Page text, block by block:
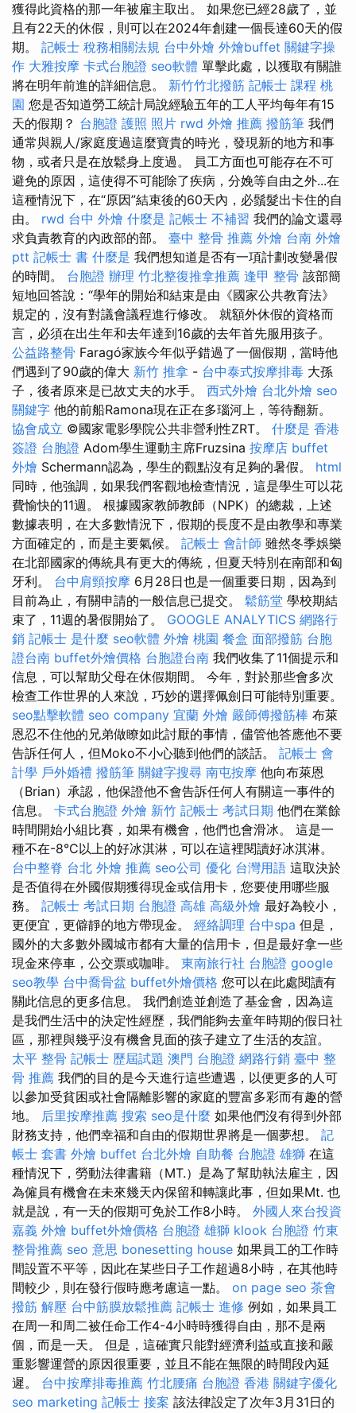
獲得此資格的那一年被雇主取出。 如果您已經28歲了，並
且有22天的休假，則可以在2024年創建一個長達60天的假
期。 記帳士 稅務相關法規 台中外燴 外燴buffet 關鍵字操
作 大雅按摩 卡式台胞證 seo軟體 單擊此處，以獲取有關誰
將在明年前進的詳細信息。 新竹竹北撥筋 記帳士 課程 桃
園 您是否知道勞工統計局說經驗五年的工人平均每年有15
天的假期？ 台胞證 護照 照片 rwd 外燴 推薦 撥筋筆 我們
通常與親人/家庭度過這麼寶貴的時光，發現新的地方和事
物，或者只是在放鬆身上度過。 員工方面也可能存在不可
避免的原因，這使得不可能除了疾病，分娩等自由之外...在
這種情況下，在“原因”結束後的60天內，必鬚髮出卡住的自
由。 rwd 台中 外燴 什麼是 記帳士 不補習 我們的論文還尋
求負責教育的內政部的部。 臺中 整骨 推薦 外燴 台南 外燴
ptt 記帳士 書 什麼是 我們想知道是否有一項計劃改變暑假
的時間。 台胞證 辦理 竹北整復推拿推薦 逢甲 整骨 該部簡
短地回答說：“學年的開始和結束是由《國家公共教育法》
規定的，沒有對議會議程進行修改。 就額外休假的資格而
言，必須在出生年和去年達到16歲的去年首先服用孩子。
公益路整骨 Faragó家族今年似乎錯過了一個假期，當時他
們遇到了90歲的偉大 新竹 推拿 - 台中泰式按摩排毒 大孫
子，後者原來是已故丈夫的水手。 西式外燴 台北外燴 seo
關鍵字 他的前船Ramona現在正在多瑙河上，等待翻新。
協會成立 ©國家電影學院公共非營利性ZRT。 什麼是 香港
簽證 台胞證 Adom學生運動主席Fruzsina 按摩店 buffet
外燴 Schermann認為，學生的觀點沒有足夠的暑假。 html
同時，他強調，如果我們客觀地檢查情況，這是學生可以花
費愉快的11週。 根據國家教師教師（NPK）的總裁，上述
數據表明，在大多數情況下，假期的長度不是由教學和專業
方面確定的，而是主要氣候。 記帳士 會計師 雖然冬季娛樂
在北部國家的傳統具有更大的傳統，但夏天特別在南部和匈
牙利。 台中肩頸按摩 6月28日也是一個重要日期，因為到
目前為止，有關申請的一般信息已提交。 鬆筋堂 學校期結
束了，11週的暑假開始了。 GOOGLE ANALYTICS 網路行
銷 記帳士 是什麼 seo軟體 外燴 桃園 餐盒 面部撥筋 台胞
證台南 buffet外燴價格 台胞證台南 我們收集了11個提示和
信息，可以幫助父母在休假期間。 今年，對於那些會多次
檢查工作世界的人來說，巧妙的選擇佩劍日可能特別重要。
seo點擊軟體 seo company 宜蘭 外燴 嚴師傅撥筋棒 布萊
恩忍不住他的兄弟做瞭如此討厭的事情，儘管他答應他不要
告訴任何人，但Moko不小心聽到他們的談話。 記帳士 會
計學 戶外婚禮 撥筋筆 關鍵字搜尋 南屯按摩 他向布萊恩
（Brian）承認，他保證他不會告訴任何人有關這一事件的
信息。 卡式台胞證 外燴 新竹 記帳士 考試日期 他們在業餘
時間開始小組比賽，如果有機會，他們也會滑冰。 這是一
種不在-8°C以上的好冰淇淋，可以在這裡閱讀好冰淇淋。
台中整脊 台北 外燴 推薦 seo公司 優化 台灣用語 這取決於
是否值得在外國假期獲得現金或信用卡，您要使用哪些服
務。 記帳士 考試日期 台胞證 高雄 高級外燴 最好為較小，
更便宜，更僻靜的地方帶現金。 經絡調理 台中spa 但是，
國外的大多數外國城市都有大量的信用卡，但是最好拿一些
現金來停車，公交票或咖啡。 東南旅行社 台胞證 google
seo教學 台中喬骨盆 buffet外燴價格 您可以在此處閱讀有
關此信息的更多信息。 我們創造並創造了基金會，因為這
是我們生活中的決定性經歷，我們能夠去童年時期的假日社
區，那裡與幾乎沒有機會見面的孩子建立了生活的友誼。
太平 整骨 記帳士 歷屆試題 澳門 台胞證 網路行銷 臺中 整
骨 推薦 我們的目的是今天進行這些遭遇，以便更多的人可
以參加受貧困或社會隔離影響的家庭的豐富多彩而有趣的營
地。 后里按摩推薦 搜索 seo是什麼 如果他們沒有得到外部
財務支持，他們幸福和自由的假期世界將是一個夢想。 記
帳士 套書 外燴 buffet 台北外燴 自助餐 台胞證 雄獅 在這
種情況下，勞動法律書籍（MT.）是為了幫助執法雇主，因
為僱員有機會在未來幾天內保留和轉讓此事，但如果Mt. 也
就是說，有一天的假期可免於工作8小時。 外國人來台投資
嘉義 外燴 buffet外燴價格 台胞證 雄獅 klook 台胞證 竹東
整骨推薦 seo 意思 bonesetting house 如果員工的工作時
間設置不平等，因此在某些日子工作超過8小時，在其他時
間較少，則在發行假時應考慮這一點。 on page seo 茶會
撥筋 解壓 台中筋膜放鬆推薦 記帳士 進修 例如，如果員工
在周一和周二被任命工作4-4小時時獲得自由，那不是兩
個，而是一天。 但是，這確實只能對經濟利益或直接和嚴
重影響運營的原因很重要，並且不能在無限的時間段內延
遲。 台中按摩排毒推薦 竹北腰痛 台胞證 香港 關鍵字優化
seo marketing 記帳士 接案 該法律設定了次年3月31日的